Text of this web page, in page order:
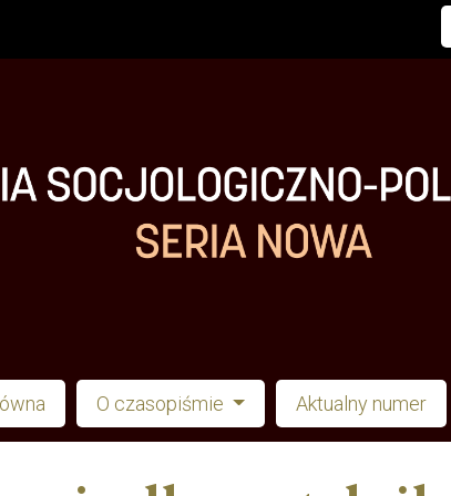
O czasopiśmie Aktualny numer